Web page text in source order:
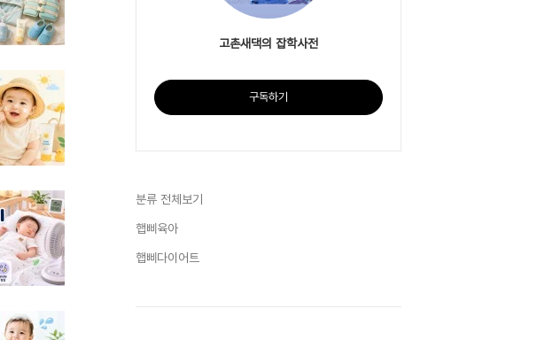
고촌새댁의 잡학사전
구독하기
분류 전체보기
햅삐육아
햅삐다이어트